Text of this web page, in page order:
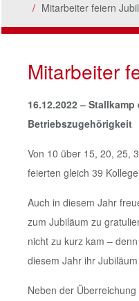
Mitarbeiter feiern
Mitarbeiter
16.12.2022 –
Betriebszugehörigkeit
Von 10 über 15, 20, 25,
feierten gleich 39
Auch in diesem Jahr
zum Jubiläum zu
nicht zu kurz kam –
diesem Jahr ihr
Neben der